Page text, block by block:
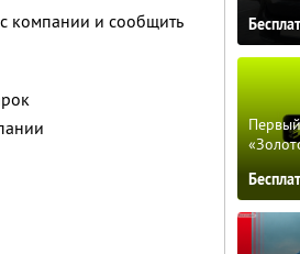
компании и сообщить